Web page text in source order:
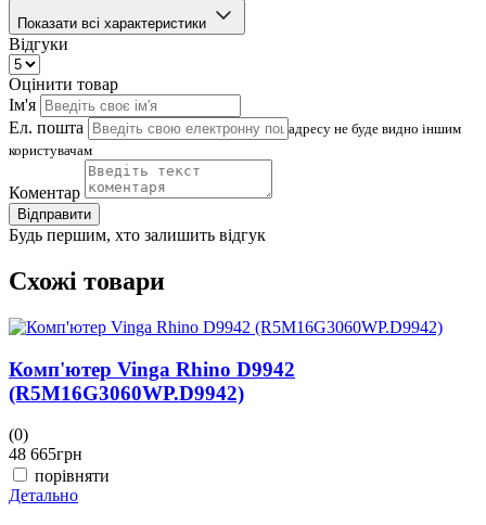
Показати всі характеристики
Відгуки
Оцінити товар
Ім'я
Ел. пошта
адресу не буде видно іншим
користувачам
Коментар
Відправити
Будь першим, хто залишить відгук
Схожі товари
Комп'ютер Vinga Rhino D9942
(R5M16G3060WP.D9942)
(0)
48 665грн
порівняти
Детально